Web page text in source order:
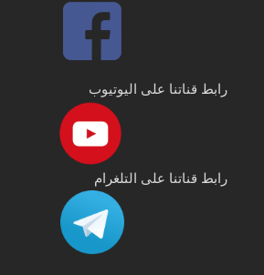
رابط قناتنا على اليوتيوب
رابط قناتنا على التلغرام